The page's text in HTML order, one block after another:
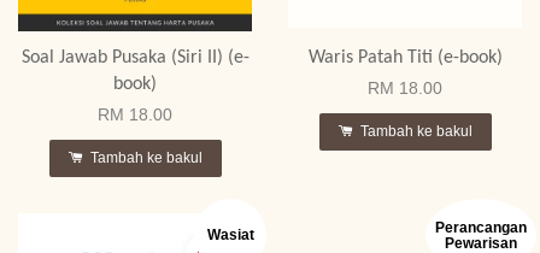
Soal Jawab Pusaka (Siri II) (e-
book)
RM 18.00
Tambah ke bakul
Waris Patah Titi (e-book)
RM 18.00
Tambah ke bakul
Wasiat
Perancangan
Pewarisan